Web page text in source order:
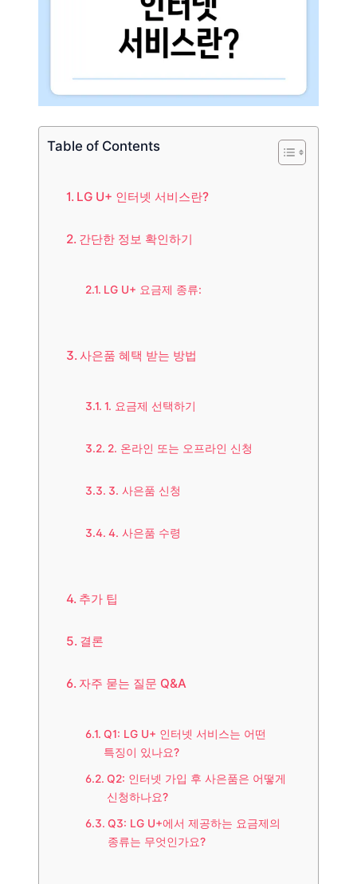
Table of Contents
LG U+ 인터넷 서비스란?
간단한 정보 확인하기
LG U+ 요금제 종류:
사은품 혜택 받는 방법
1. 요금제 선택하기
2. 온라인 또는 오프라인 신청
3. 사은품 신청
4. 사은품 수령
추가 팁
결론
자주 묻는 질문 Q&A
Q1: LG U+ 인터넷 서비스는 어떤
특징이 있나요?
Q2: 인터넷 가입 후 사은품은 어떻게
신청하나요?
Q3: LG U+에서 제공하는 요금제의
종류는 무엇인가요?